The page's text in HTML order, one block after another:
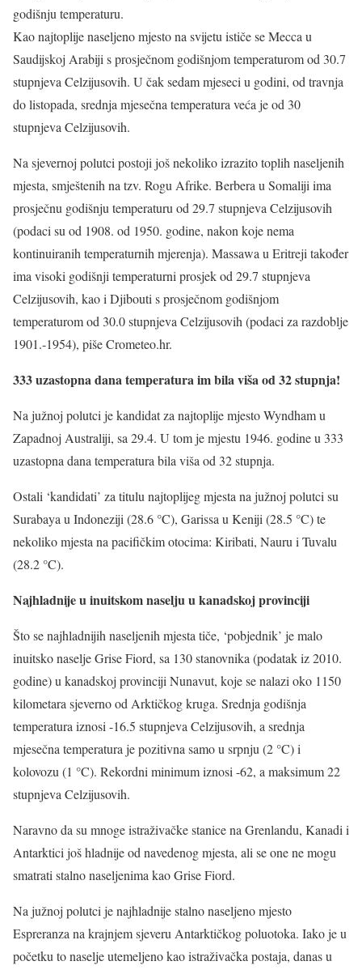
godišnju temperaturu.
Kao najtoplije naseljeno mjesto na svijetu ističe se Mecca u
Saudijskoj Arabiji s prosječnom godišnjom temperaturom od 30.7
stupnjeva Celzijusovih. U čak sedam mjeseci u godini, od travnja
do listopada, srednja mjesečna temperatura veća je od 30
stupnjeva Celzijusovih.
Na sjevernoj polutci postoji još nekoliko izrazito toplih naseljenih
mjesta, smještenih na tzv. Rogu Afrike. Berbera u Somaliji ima
prosječnu godišnju temperaturu od 29.7 stupnjeva Celzijusovih
(podaci su od 1908. od 1950. godine, nakon koje nema
kontinuiranih temperaturnih mjerenja). Massawa u Eritreji također
ima visoki godišnji temperaturni prosjek od 29.7 stupnjeva
Celzijusovih, kao i Djibouti s prosječnom godišnjom
temperaturom od 30.0 stupnjeva Celzijusovih (podaci za razdoblje
1901.-1954), piše Crometeo.hr.
333 uzastopna dana temperatura im bila viša od 32 stupnja!
Na južnoj polutci je kandidat za najtoplije mjesto Wyndham u
Zapadnoj Australiji, sa 29.4. U tom je mjestu 1946. godine u 333
uzastopna dana temperatura bila viša od 32 stupnja.
Ostali ‘kandidati’ za titulu najtoplijeg mjesta na južnoj polutci su
Surabaya u Indoneziji (28.6 °C), Garissa u Keniji (28.5 °C) te
nekoliko mjesta na pacifičkim otocima: Kiribati, Nauru i Tuvalu
(28.2 °C).
Najhladnije u inuitskom naselju u kanadskoj provinciji
Što se najhladnijih naseljenih mjesta tiče, ‘pobjednik’ je malo
inuitsko naselje Grise Fiord, sa 130 stanovnika (podatak iz 2010.
godine) u kanadskoj provinciji Nunavut, koje se nalazi oko 1150
kilometara sjeverno od Arktičkog kruga. Srednja godišnja
temperatura iznosi -16.5 stupnjeva Celzijusovih, a srednja
mjesečna temperatura je pozitivna samo u srpnju (2 °C) i
kolovozu (1 °C). Rekordni minimum iznosi -62, a maksimum 22
stupnjeva Celzijusovih.
Naravno da su mnoge istraživačke stanice na Grenlandu, Kanadi i
Antarktici još hladnije od navedenog mjesta, ali se one ne mogu
smatrati stalno naseljenima kao Grise Fiord.
Na južnoj polutci je najhladnije stalno naseljeno mjesto
Espreranza na krajnjem sjeveru Antarktičkog poluotoka. Iako je u
početku to naselje utemeljeno kao istraživačka postaja, danas u